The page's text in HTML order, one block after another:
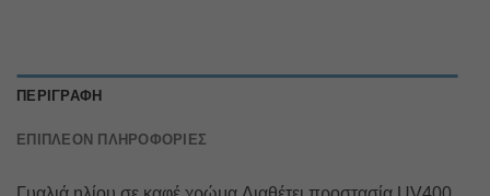
ΠΕΡΙΓΡΑΦΉ
ΕΠΙΠΛΈΟΝ ΠΛΗΡΟΦΟΡΊΕΣ